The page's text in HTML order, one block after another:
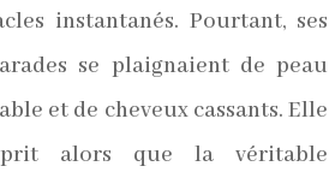
instantanés. Pourtant, ses
se plaignaient de peau
et de cheveux cassants. Elle
alors que la véritable